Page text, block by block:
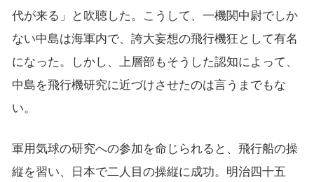
代が来る」と吹聴した。こうして、一機関中尉でしか
ない中島は海軍内で、誇大妄想の飛行機狂として有名
になった。しかし、上層部もそうした認知によって、
中島を飛行機研究に近づけさせたのは言うまでもな
い。
軍用気球の研究への参加を命じられると、飛行船の操
縦を習い、日本で二人目の操縦に成功。明治四十五